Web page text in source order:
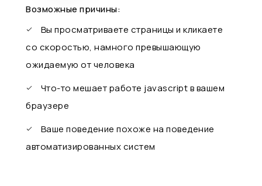
Возможные причины:
Вы просматриваете страницы и кликаете
со скоростью, намного превышающую
ожидаемую от человека
Что-то мешает работе javascript в вашем
браузере
Ваше поведение похоже на поведение
автоматизированных систем